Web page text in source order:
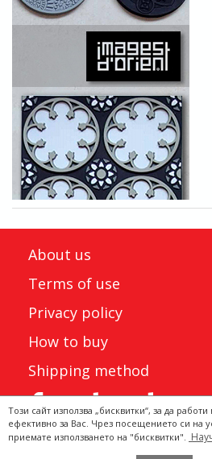
About us
Terms of use
Privacy policy
How to buy
Shipping method
Този сайт използва „бисквитки“, за да
ефективно за Вас. Чрез посещението си на
приемате използването на "бисквитки".